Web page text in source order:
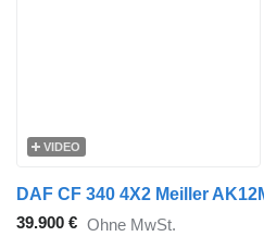
VIDEO
39.900 € Ohne MwSt.